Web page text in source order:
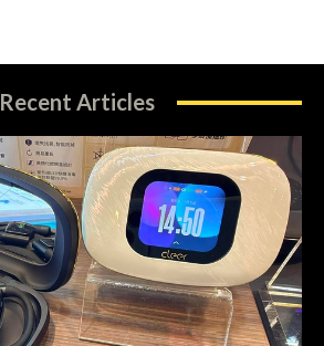
Recent Articles